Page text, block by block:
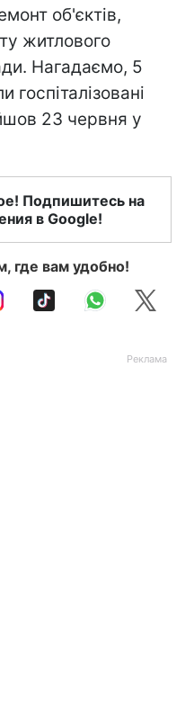
об'єктів,
житлового
Нагадаємо, 5
госпіталізовані
23 червня у
Подпишитесь на
в Google!
где вам удобно!